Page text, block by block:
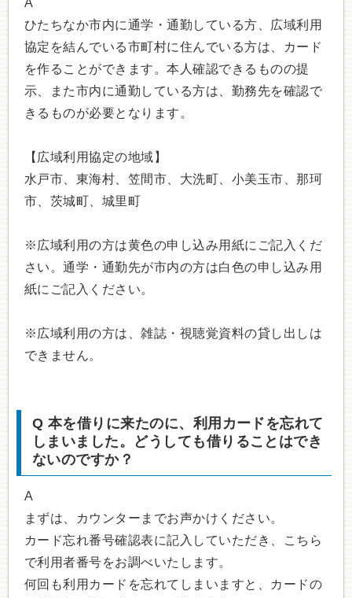
ひたちなか市内に通学・通勤している方、広域利用
協定を結んでいる市町村に住んでいる方は、カード
を作ることができます。本人確認できるものの提
示、また市内に通勤している方は、勤務先を確認で
きるものが必要となります。
【広域利用協定の地域】
水戸市、東海村、笠間市、大洗町、小美玉市、那珂
市、茨城町、城里町
※広域利用の方は黄色の申し込み用紙にご記入くだ
さい。通学・通勤先が市内の方は白色の申し込み用
紙にご記入ください。
※広域利用の方は、雑誌・視聴覚資料の貸し出しは
できません。
Q 本を借りに来たのに、利用カードを忘れて
しまいました。どうしても借りることはでき
ないのですか？
A
まずは、カウンターまでお声かけください。
カード忘れ番号確認表に記入していただき、こちら
で利用者番号をお調べいたします。
何回も利用カードを忘れてしまいますと、カードの